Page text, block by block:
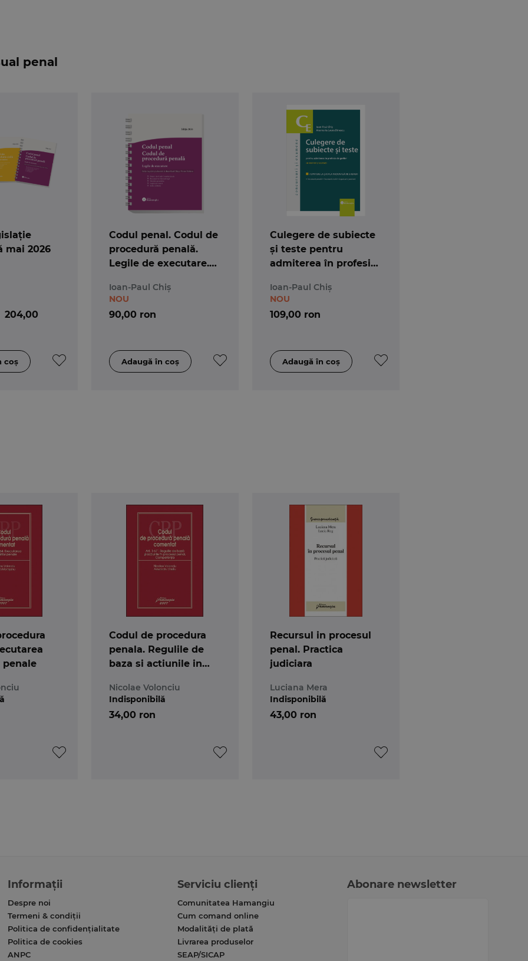
penal
mai 2026
204,00
Codul penal. Codul de
procedură penală.
Legile de executare.
- Spiralat
Ioan-Paul Chiș
90,00 ron
NOU
Culegere de subiecte
și teste pentru
admiterea în profesia
Ioan-Paul Chiș
109,00 ron
NOU
penale
Codul de procedura
penala. Regulile de
baza si actiunile in
Nicolae Volonciu
34,00 ron
Indisponibilă
Recursul in procesul
penal. Practica
judiciara
Luciana Mera
43,00 ron
Indisponibilă
Informații
Despre noi
Termeni & condiții
Politica de confidențialitate
Politica de cookies
ANPC
Serviciu clienți
Comunitatea Hamangiu
Cum comand online
Modalități de plată
Livrarea produselor
SEAP/SICAP
Abonare newsletter